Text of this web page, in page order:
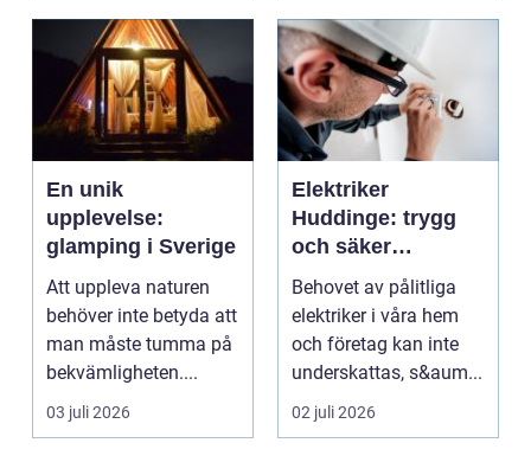
En unik
upplevelse:
glamping i Sverige
Att uppleva naturen
behöver inte betyda att
man måste tumma på
bekvämligheten....
03 juli 2026
Elektriker
Huddinge: trygg
och säker
elinstallation
Behovet av pålitliga
elektriker i våra hem
och företag kan inte
underskattas, s&aum...
02 juli 2026